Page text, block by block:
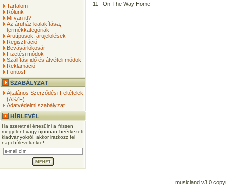
Tartalom
Rólunk
Mi van itt?
Az áruház kialakítása,
termékkategóriák
Árutípusok, árujelölések
Regisztráció
Bevásárlókosár
Fizetési módok
Szállítási idő és átvételi módok
Reklamáció
Fontos!
Általános Szerződési Feltételek
(ÁSZF)
Adatvédelmi szabályzat
Ha szeretnél értesülni a frissen
megjelent vagy újonnan beérkezett
kiadványokról, akkor iratkozz fel
napi hírlevelünkre!
11
On The Way Home
musicland v3.0